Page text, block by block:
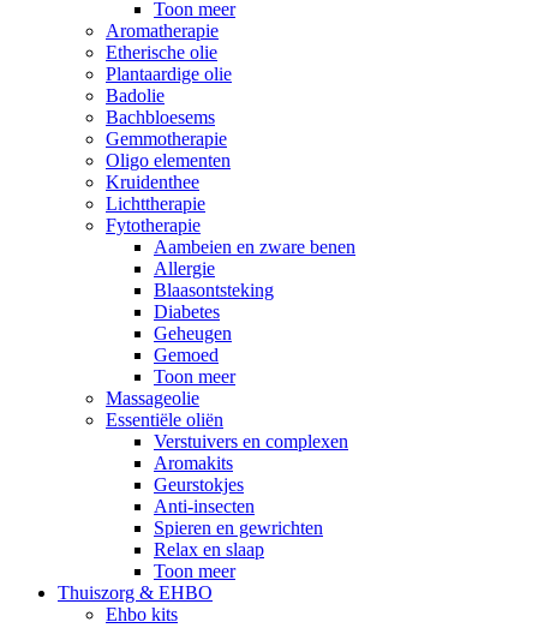
Toon meer
Aromatherapie
Etherische olie
Plantaardige olie
Badolie
Bachbloesems
Gemmotherapie
Oligo elementen
Kruidenthee
Lichttherapie
Fytotherapie
Aambeien en zware benen
Allergie
Blaasontsteking
Diabetes
Geheugen
Gemoed
Toon meer
Massageolie
Essentiële oliën
Verstuivers en complexen
Aromakits
Geurstokjes
Anti-insecten
Spieren en gewrichten
Relax en slaap
Toon meer
Thuiszorg & EHBO
Ehbo kits